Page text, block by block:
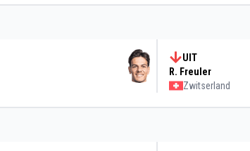
UIT
R. Freuler
Zwitserland